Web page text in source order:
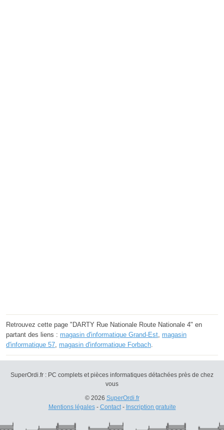
Retrouvez cette page "DARTY Rue Nationale Route Nationale 4" en
partant des liens : magasin d'informatique Grand-Est magasin
d'informatique 57 magasin d'informatique Forbach
SuperOrdi.fr : PC complets et pièces informatiques détachées près de chez
vous
© 2026 SuperOrdi.fr
Mentions légales- Contact- Inscription gratuite